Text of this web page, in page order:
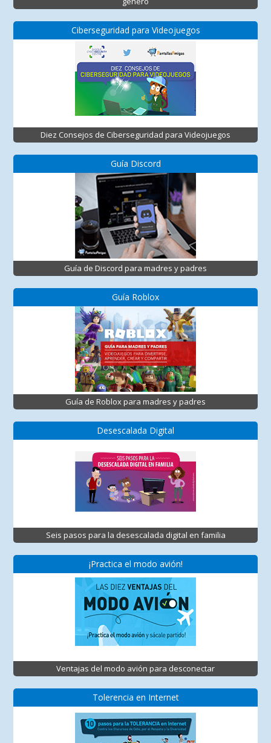
Ciberseguridad para Videojuegos
Diez Consejos de Ciberseguridad para Videojuegos
Guía Discord
Guía de Discord para madres y padres
Guía Roblox
Guía de Roblox para madres y padres
Desescalada Digital
Seis pasos para la desescalada digital en familia
¡Practica el modo avión!
Ventajas del modo avión para desconectar
Tolerencia en Internet